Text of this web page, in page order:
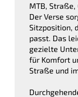
MTB, Straße,
Der Verse
Sitzposition,
passt. Das
gezielte
für Komfort
Straße und